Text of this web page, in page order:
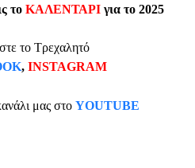
το ΚΑΛΕΝΤΑΡΙ για το 2025
το Τρεχαλητό
, INSTAGRAM
μας στο YOUTUBE